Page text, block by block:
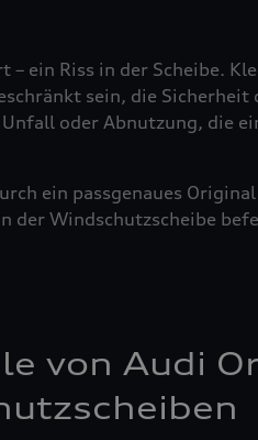
ein Riss in der Scheibe.
sein, die Sicherheit
oder Abnutzung, die
ein passgenaues
der Windschutzscheibe
von Audi